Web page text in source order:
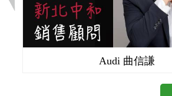
Audi 曲信謙